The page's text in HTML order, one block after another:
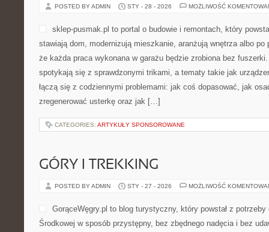
POSTED BY ADMIN STY - 28 - 2026 MOŻLIWOŚĆ
sklep-pusmak.pl to portal o budowie i remontach, który
stawiają dom, modernizują mieszkanie, aranżują wnętrza albo
że każda praca wykonana w garażu będzie zrobiona bez
spotykają się z sprawdzonymi trikami, a tematy takie jak
łączą się z codziennymi problemami: jak coś dopasować, jak
zregenerować usterkę oraz jak […]
CATEGORIES: ARTYKUŁY SPONSOROWANE
GÓRY I TREKKING
POSTED BY ADMIN STY - 27 - 2026 MOŻLIWOŚĆ
GorąceWęgry.pl to blog turystyczny, który powstał z potrzeby
Środkowej w sposób przystępny, bez zbędnego nadęcia i bez